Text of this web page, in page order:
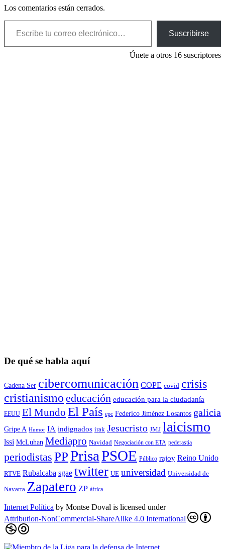
Los comentarios están cerrados.
Escribe tu correo electrónico…
Suscribirse
Únete a otros 16 suscriptores
De qué se habla aquí
Cadena Ser cibercomunicación COPE covid crisis
cristianismo educación educación para la ciudadaní­a
EEUU El Mundo El País epc Federico Jiménez Losantos galicia
Gripe A Humor IA indignados irak Jesucristo JMJ laicismo
lssi McLuhan Mediapro Navidad Negociación con ETA pederastia
periodistas PPPrisaPSOE Público rajoy Reino Unido
RTVE Rubalcaba sgae twitter UE universidad Universidad de
Navarra Zapatero ZP áfrica
Internet Política by Montse Doval is licensed under
Attribution-NonCommercial-ShareAlike 4.0 International